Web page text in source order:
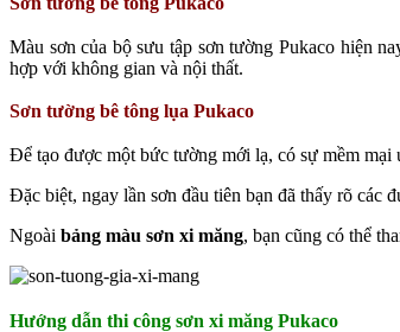
Màu sơn của bộ sưu tập sơn tường Pukaco hiện
hợp với không gian và nội thất.
Sơn tường bê tông lụa Pukaco
Để tạo được một bức tường mới lạ, có sự mềm mại
Đặc biệt, ngay lần sơn đầu tiên bạn đã thấy rõ các
Ngoài bảng màu sơn xi măng, bạn cũng có thể
Hướng dẫn thi công sơn xi măng Pukaco